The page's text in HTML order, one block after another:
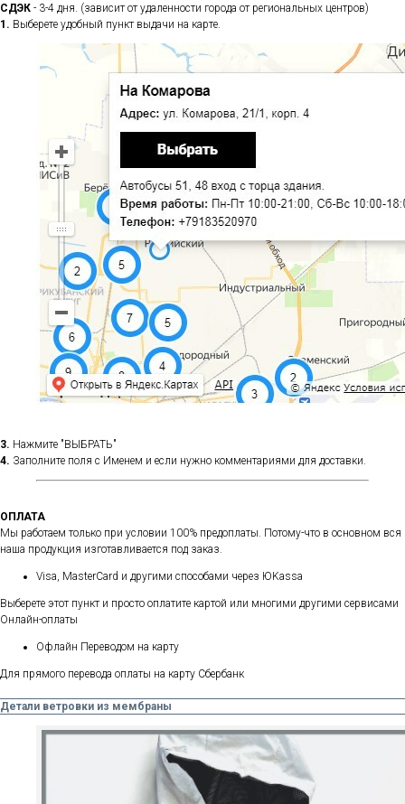
СДЭК - 3-4 дня. (зависит от удаленности города от региональных центров)
1. Выберете удобный пункт выдачи на карте.
3. Нажмите "ВЫБРАТЬ"
4. Заполните поля с Именем и если нужно комментариями для доставки.
ОПЛАТА
Мы работаем только при условии 100% предоплаты. Потому-что в основном вся
наша продукция изготавливается под заказ.
Visa, MasterCard и другими способами через ЮKassa
Выберете этот пункт и просто оплатите картой или многими другими сервисами
Онлайн-оплаты
Офлайн Переводом на карту
Для прямого перевода оплаты на карту Сбербанк
Детали ветровки из мембраны